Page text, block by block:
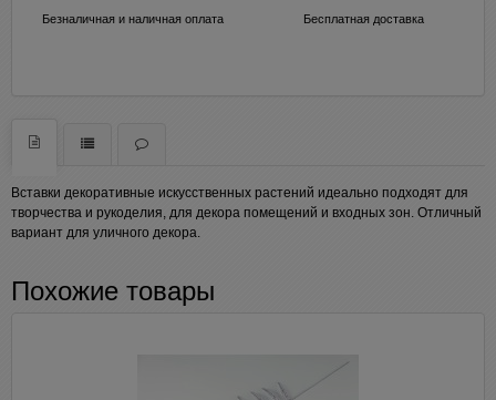
Безналичная и наличная оплата Бесплатная доставка
Вставки декоративные искусственных растений идеально подходят для
творчества и рукоделия, для декора помещений и входных зон. Отличный
вариант для уличного декора.
Похожие товары